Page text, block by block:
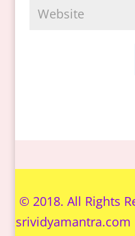
© 2018. All Rights
srividyamantra.com